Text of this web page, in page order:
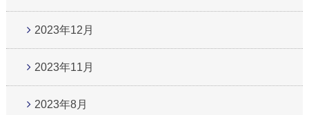
2023年12月
2023年11月
2023年8月